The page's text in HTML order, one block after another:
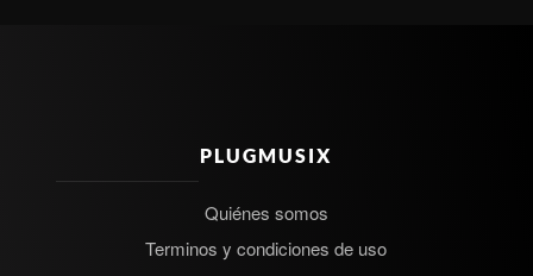
PLUGMUSIX
Quiénes somos
Terminos y condiciones de uso